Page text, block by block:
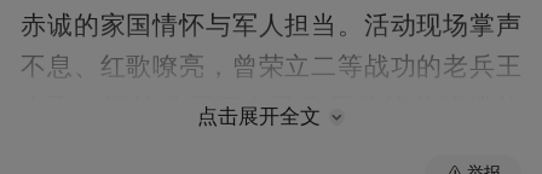
赤诚的家国情怀与军人担当。活动现场掌声
不息、红歌嘹亮，曾荣立二等战功的老兵王
金飞，深情分享了自己亲历的战斗峥嵘故
点击展开全文